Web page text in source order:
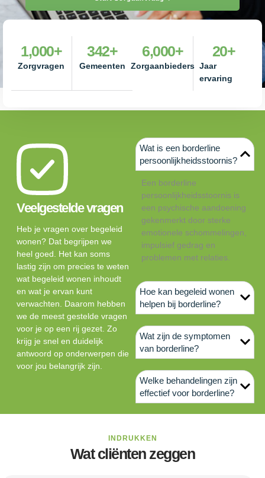
Zorgvragen
1,000+
Gemeenten
342+
Zorgaanbieders
6,000+
Jaar
ervaring
20+
Veelgestelde vragen
Heb je vragen over begeleid
wonen? Dat begrijpen we
heel goed. Het kan soms
lastig zijn om precies te weten
wat begeleid wonen inhoudt
en wat je ervan kunt
verwachten. Daarom hebben
we de meest gestelde vragen
voor je op een rij gezet. Zo
krijg je snel en duidelijk
antwoord op onderwerpen die
voor jou belangrijk zijn.
Wat is een borderline
persoonlijkheidsstoornis?
Een borderline
persoonlijkheidsstoornis is
een psychische aandoening
gekenmerkt door sterke
emotionele schommelingen,
impulsief gedrag en
problemen met relaties.
Hoe kan begeleid wonen
helpen bij borderline?
Wat zijn de symptomen
van borderline?
Welke behandelingen zijn
effectief voor borderline?
INDRUKKEN
Wat cliënten zeggen